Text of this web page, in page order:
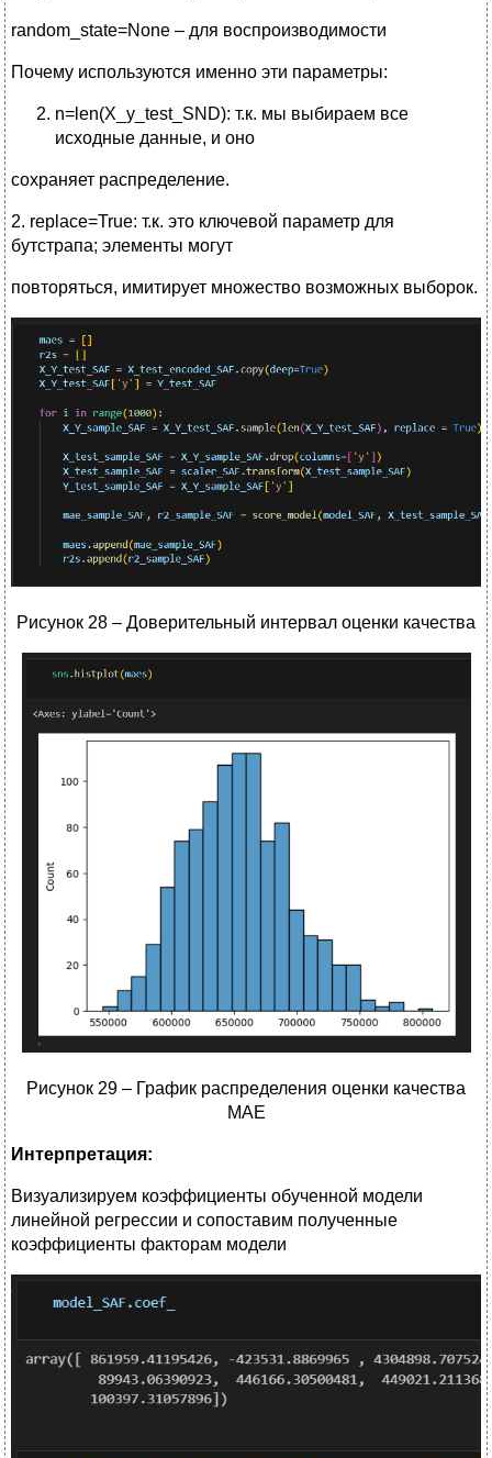
random_state=None – для воспроизводимости
Почему используются именно эти параметры:
n=len(X_y_test_SND): т.к. мы выбираем все
исходные данные, и оно
сохраняет распределение.
2. replace=True: т.к. это ключевой параметр для
бутстрапа; элементы могут
повторяться, имитирует множество возможных выборок.
Рисунок 28 – Доверительный интервал оценки качества
Рисунок 29 – График распределения оценки качества
MAE
Интерпретация:
Визуализируем коэффициенты обученной модели
линейной регрессии и сопоставим полученные
коэффициенты факторам модели